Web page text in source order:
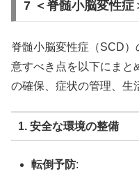
7 ＜脊髄小脳変性症
脊髄小脳変性症（SCD
意すべき点を以下にまと
の確保、症状の管理、生
1. 安全な環境の整備
転倒予防: